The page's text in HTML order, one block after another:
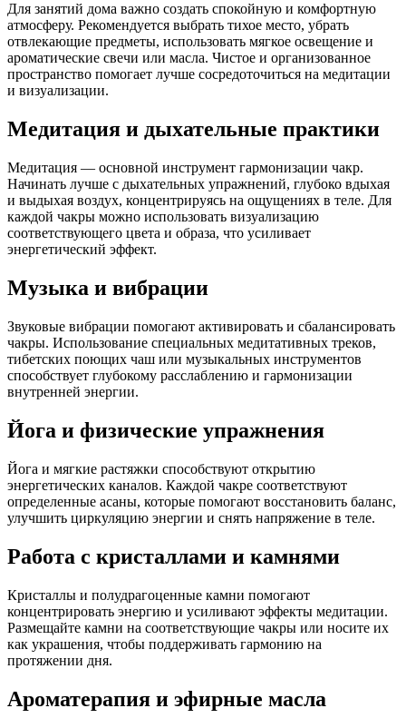
Для занятий дома важно создать спокойную и комфортную
атмосферу. Рекомендуется выбрать тихое место, убрать
отвлекающие предметы, использовать мягкое освещение и
ароматические свечи или масла. Чистое и организованное
пространство помогает лучше сосредоточиться на медитации
и визуализации.
Медитация и дыхательные практики
Медитация — основной инструмент гармонизации чакр.
Начинать лучше с дыхательных упражнений, глубоко вдыхая
и выдыхая воздух, концентрируясь на ощущениях в теле. Для
каждой чакры можно использовать визуализацию
соответствующего цвета и образа, что усиливает
энергетический эффект.
Музыка и вибрации
Звуковые вибрации помогают активировать и сбалансировать
чакры. Использование специальных медитативных треков,
тибетских поющих чаш или музыкальных инструментов
способствует глубокому расслаблению и гармонизации
внутренней энергии.
Йога и физические упражнения
Йога и мягкие растяжки способствуют открытию
энергетических каналов. Каждой чакре соответствуют
определенные асаны, которые помогают восстановить баланс,
улучшить циркуляцию энергии и снять напряжение в теле.
Работа с кристаллами и камнями
Кристаллы и полудрагоценные камни помогают
концентрировать энергию и усиливают эффекты медитации.
Размещайте камни на соответствующие чакры или носите их
как украшения, чтобы поддерживать гармонию на
протяжении дня.
Ароматерапия и эфирные масла